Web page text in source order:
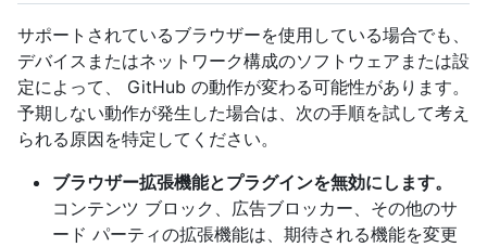
サポートされているブラウザーを使用している場合でも、
デバイスまたはネットワーク構成のソフトウェアまたは設
定によって、 GitHub の動作が変わる可能性があります。
予期しない動作が発生した場合は、次の手順を試して考え
られる原因を特定してください。
ブラウザー拡張機能とプラグインを無効にします。
コンテンツ ブロック、広告ブロッカー、その他のサ
ード パーティの拡張機能は、期待される機能を変更